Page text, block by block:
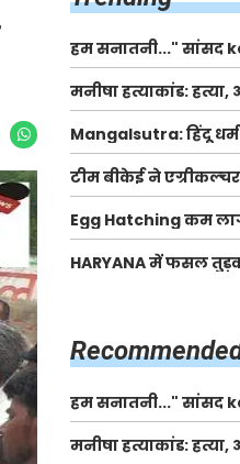
हम सनातनी..." सांसद
Ranaut से क्या बोली
Jantar-Mantar |
मनीषा हत्याकांड: हत्या,
| Full Story | Josh
Mangalsutra: हिंदू
मंगलसूत्र क्यों पहनती
शुरु की ये परंपरा
टीम बीकेई ने एग्रीकल्चर
खाद गट्टों में बदलकर
बेचने वालों पर करवाई
लखविंदर सिंह औलख
Egg Hatching कम
नया बिजनेस। 17 हजार
Egg Hatching
HARYANA में फसल
हम सनातनी..." सांसद
Ranaut से क्या बोली
Jantar-Mantar |
मनीषा हत्याकांड: हत्या,